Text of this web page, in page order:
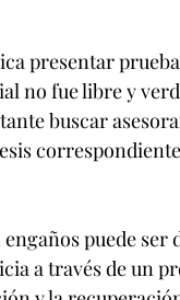
presentar
no fue libre y
buscar
puede ser
a través de un